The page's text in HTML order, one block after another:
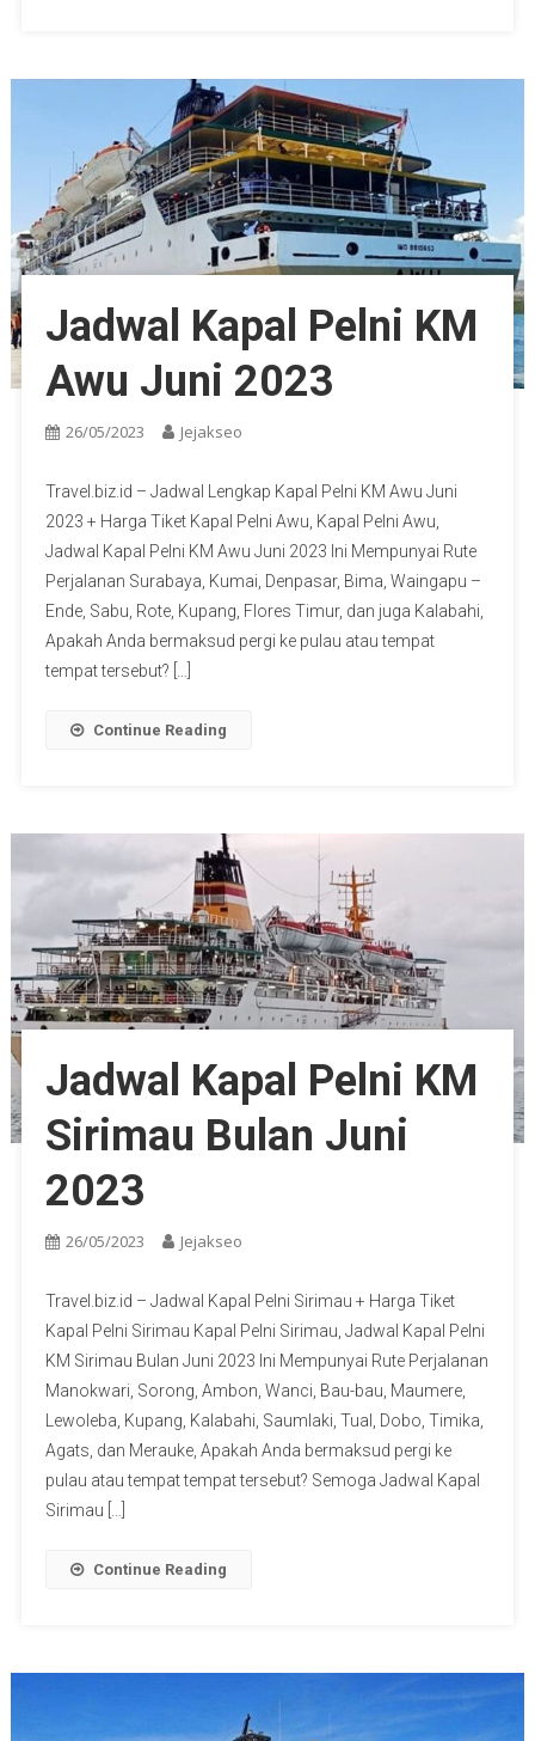
Jadwal Kapal Pelni KM
Awu Juni 2023
26/05/2023 Jejakseo
Travel.biz.id – Jadwal Lengkap Kapal Pelni KM Awu Juni
2023 + Harga Tiket Kapal Pelni Awu, Kapal Pelni Awu,
Jadwal Kapal Pelni KM Awu Juni 2023 Ini Mempunyai Rute
Perjalanan Surabaya, Kumai, Denpasar, Bima, Waingapu –
Ende, Sabu, Rote, Kupang, Flores Timur, dan juga Kalabahi,
Apakah Anda bermaksud pergi ke pulau atau tempat
tempat tersebut? […]
Continue Reading
Jadwal Kapal Pelni KM
Sirimau Bulan Juni
2023
26/05/2023 Jejakseo
Travel.biz.id – Jadwal Kapal Pelni Sirimau + Harga Tiket
Kapal Pelni Sirimau Kapal Pelni Sirimau, Jadwal Kapal Pelni
KM Sirimau Bulan Juni 2023 Ini Mempunyai Rute Perjalanan
Manokwari, Sorong, Ambon, Wanci, Bau-bau, Maumere,
Lewoleba, Kupang, Kalabahi, Saumlaki, Tual, Dobo, Timika,
Agats, dan Merauke, Apakah Anda bermaksud pergi ke
pulau atau tempat tempat tersebut? Semoga Jadwal Kapal
Sirimau […]
Continue Reading